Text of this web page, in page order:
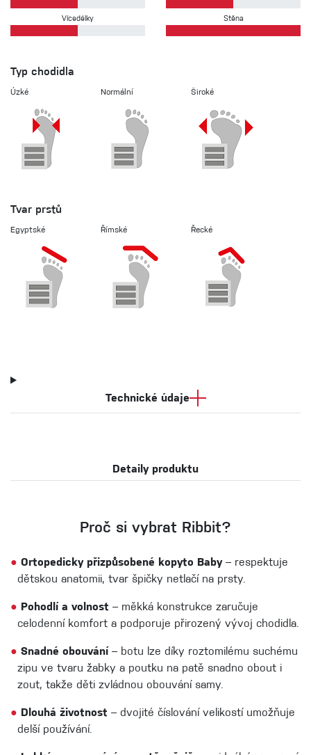
Vícedélky Stěna
Typ chodidla
Úzké Normální Široké
Tvar prstů
Egyptské Římské Řecké
Technické údaje
Detaily produktu
Proč si vybrat Ribbit?
● Ortopedicky přizpůsobené kopyto Baby – respektuje
dětskou anatomii, tvar špičky netlačí na prsty.
● Pohodlí a volnost – měkká konstrukce zaručuje
celodenní komfort a podporuje přirozený vývoj chodidla.
● Snadné obouvání – botu lze díky roztomilému suchému
zipu ve tvaru žabky a poutku na patě snadno obout i
zout, takže děti zvládnou obouvání samy.
● Dlouhá životnost – dvojité číslování velikostí umožňuje
delší používání.